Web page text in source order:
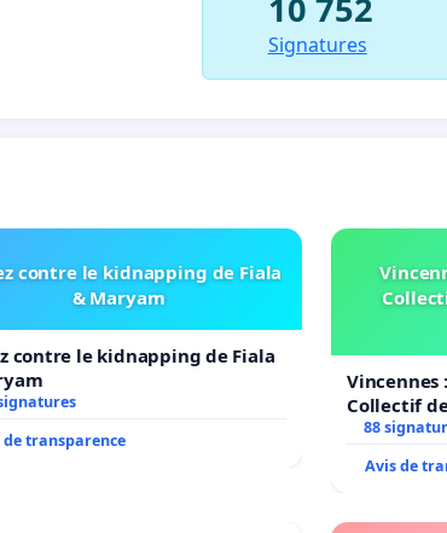
Signatures
contre le kidnapping de Fiala
& Maryam
contre le kidnapping de Fiala
de transparence
Vincennes
Collectif
Veil
88
Avis de